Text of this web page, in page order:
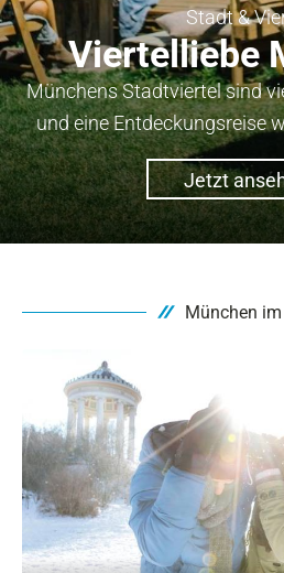
Stadt &
Viertelliebe
Münchens Stadtviertel sind
und eine Entdeckungsreise
Jetzt
München